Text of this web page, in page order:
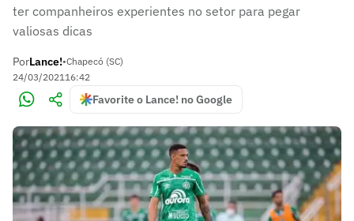
ter companheiros experientes no setor para pegar
valiosas dicas
PorLance!•Chapecó (SC)
24/03/202116:42
Favorite o Lance! no Google